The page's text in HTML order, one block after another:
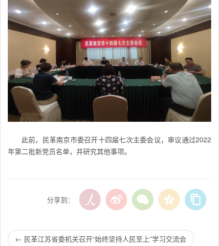
此前，民革南京市委召开十四届七次主委会议，审议通过2022
年第二批新党员名单，并研究其他事项。
分享到：
← 民革江苏省委机关召开“始终坚持人民至上”学习交流会